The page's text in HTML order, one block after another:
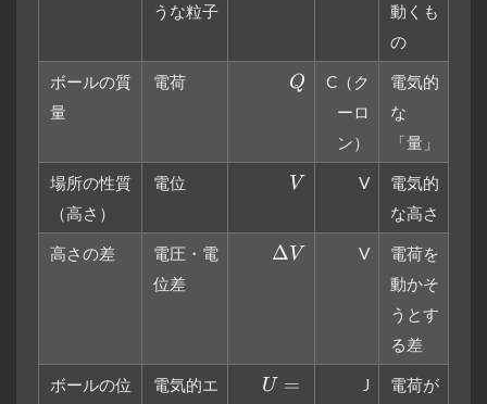
うな粒子
動くも
の
ボールの質
量
電荷 Q
Q
C（ク
ーロ
ン）
電気的
な
「量」
場所の性質
（高さ）
電位 V
V V
電気的
な高さ
高さの差
電圧・電
位差
\Delta
ΔV V
電荷を
動かそ
うとす
る差
ボールの位
電気的エ
U=QV
U = J
電荷が